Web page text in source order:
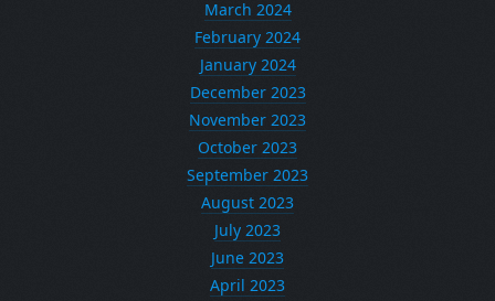
March 2024
February 2024
January 2024
December 2023
November 2023
October 2023
September 2023
August 2023
July 2023
June 2023
April 2023